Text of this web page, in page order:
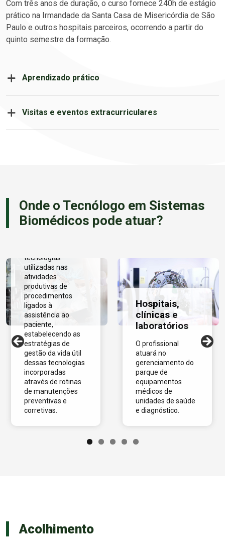
Com três anos de duração, o curso fornece 240h de estágio
prático na Irmandade da Santa Casa de Misericórdia de São
Paulo e outros hospitais parceiros, ocorrendo a partir do
quinto semestre da formação.
Aprendizado prático
Visitas e eventos extracurriculares
Onde o Tecnólogo em Sistemas
Biomédicos pode atuar?
clínica
O profissional
tecnologias
utilizadas nas
atividades
produtivas de
procedimentos
ligados à
assistência ao
paciente,
estabelecendo as
estratégias de
gestão da vida útil
dessas tecnologias
incorporadas
através de rotinas
de manutenções
preventivas e
corretivas.
Hospitais,
clínicas e
laboratórios
O profissional
atuará no
gerenciamento do
parque de
equipamentos
médicos de
unidades de saúde
e diagnóstico.
Acolhimento